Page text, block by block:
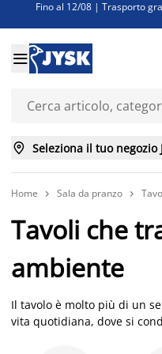
Fino al 12/08 | Trasporto
Super offerte d'estate |
Finanziamenti - Scegli il

 Seleziona il tuo negozio
Home  Sala da pranzo 
Tavoli che
ambiente
Il tavolo è molto più di un
vita quotidiana, dove si